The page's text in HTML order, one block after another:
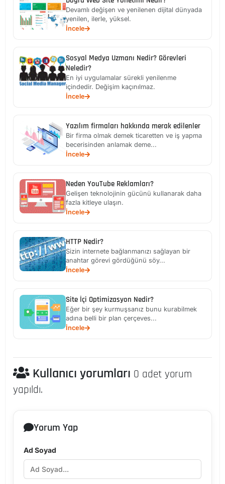
Devamlı değişen ve yenilenen dijital dünyada
yenilen, ilerle, yüksel.
İncele
Sosyal Medya Uzmanı Nedir? Görevleri
Neledir?
En iyi uygulamalar sürekli yenilenme
içindedir. Değişim kaçınılmaz.
İncele
Yazılım firmaları hakkında merak edilenler
Bir firma olmak demek ticaretten ve iş yapma
becerisinden anlamak deme...
İncele
Neden YouTube Reklamları?
Gelişen teknolojinin gücünü kullanarak daha
fazla kitleye ulaşın.
İncele
HTTP Nedir?
Sizin internete bağlanmanızı sağlayan bir
anahtar görevi gördüğünü söy...
İncele
Site İçi Optimizasyon Nedir?
Eğer bir şey kurmuşsanız bunu kurabilmek
adına belli bir plan çerçeves...
İncele
Kullanıcı yorumları 0 adet yorum
yapıldı.
Yorum Yap
Ad Soyad